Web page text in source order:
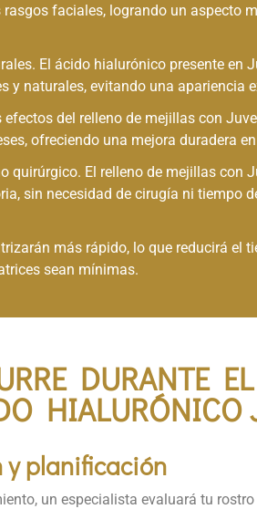
faciales, logrando un aspecto
El ácido hialurónico presente en
y naturales, evitando una apariencia
del relleno de mejillas con
ofreciendo una mejora duradera
quirúrgico. El relleno de mejillas con
sin necesidad de cirugía ni tiempo
más rápido, lo que reducirá el
sean mínimas.
DURANTE
HIALURÓNICO
y planificación
un especialista evaluará tu